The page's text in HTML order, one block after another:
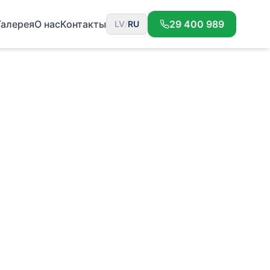
О насКонтакты LV/RU 29 400 989